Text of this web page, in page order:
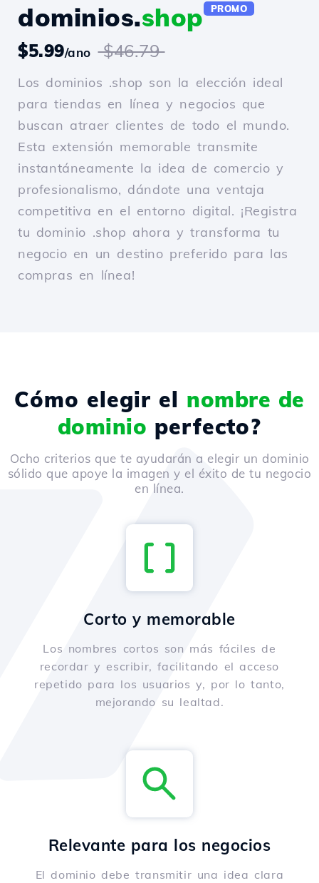
dominios.shop PROMO
$5.99/ano $46.79
Los dominios .shop son la elección ideal
para tiendas en línea y negocios que
buscan atraer clientes de todo el mundo.
Esta extensión memorable transmite
instantáneamente la idea de comercio y
profesionalismo, dándote una ventaja
competitiva en el entorno digital. ¡Registra
tu dominio .shop ahora y transforma tu
negocio en un destino preferido para las
compras en línea!
Cómo elegir el nombre de
dominio perfecto?
Ocho criterios que te ayudarán a elegir un dominio
sólido que apoye la imagen y el éxito de tu negocio
en línea.
Corto y memorable
Los nombres cortos son más fáciles de
recordar y escribir, facilitando el acceso
repetido para los usuarios y, por lo tanto,
mejorando su lealtad.
Relevante para los negocios
El dominio debe transmitir una idea clara